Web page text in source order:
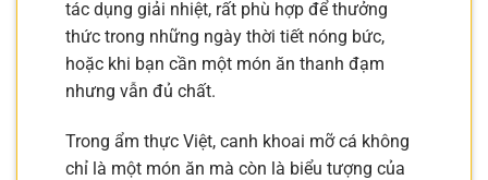
tác dụng giải nhiệt, rất phù hợp để thưởng
thức trong những ngày thời tiết nóng bức,
hoặc khi bạn cần một món ăn thanh đạm
nhưng vẫn đủ chất.
Trong ẩm thực Việt, canh khoai mỡ cá không
chỉ là một món ăn mà còn là biểu tượng của